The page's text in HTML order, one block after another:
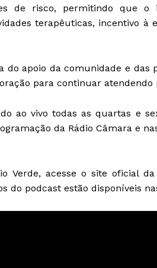
de risco, permitindo que o
terapêuticas, incentivo à
do apoio da comunidade e das
para continuar atendendo
ao vivo todas as quartas e
da Rádio Câmara e
Verde, acesse o site oficial da
do podcast estão disponíveis